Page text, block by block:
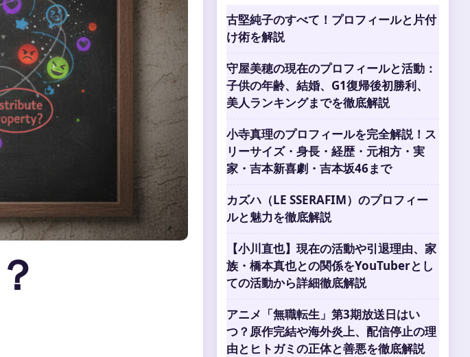
古堅純子のすべて！プロフィールと片付
け術を解説
守屋美穂の現在のプロフィールと活動：
子供の年齢、結婚、G1復帰後初勝利、
美人ランキングまでを徹底解説
小寺真理のプロフィールを完全解説！ス
リーサイズ・身長・経歴・元相方・実
家・吉本新喜劇・吉本坂46まで
カズハ（LE SSERAFIM）のプロフィー
ルと魅力を徹底解説
【小川直也】現在の活動や引退理由、家
族・橋本真也との関係をYouTuberとし
ての活動から詳細徹底解説
アニメ「無職転生」第3期放送日はい
つ？原作完結や海外炎上、配信停止の理
由とヒトガミの正体と善悪を徹底解説